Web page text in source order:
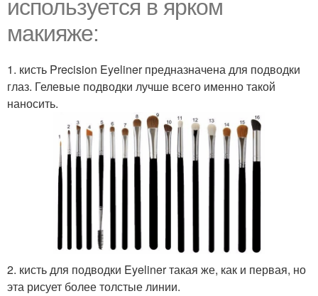
используется в ярком
макияже:
1. кисть Precision Eyeliner предназначена для подводки
глаз. Гелевые подводки лучше всего именно такой
наносить.
2. кисть для подводки Eyeliner такая же, как и первая, но
эта рисует более толстые линии.